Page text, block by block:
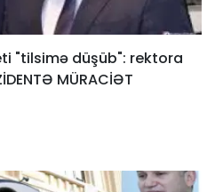
"tilsimə düşüb": rektora
MÜRACİƏT